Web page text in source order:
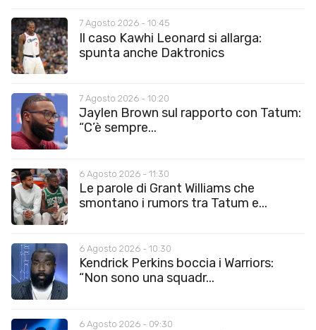
7 Agosto 2026 - 10:45
Il caso Kawhi Leonard si allarga:
spunta anche Daktronics
7 Agosto 2026 - 10:20
Jaylen Brown sul rapporto con Tatum:
“C’è sempre...
6 Agosto 2026 - 11:30
Le parole di Grant Williams che
smontano i rumors tra Tatum e...
6 Agosto 2026 - 10:30
Kendrick Perkins boccia i Warriors:
“Non sono una squadr...
6 Agosto 2026 - 09:30